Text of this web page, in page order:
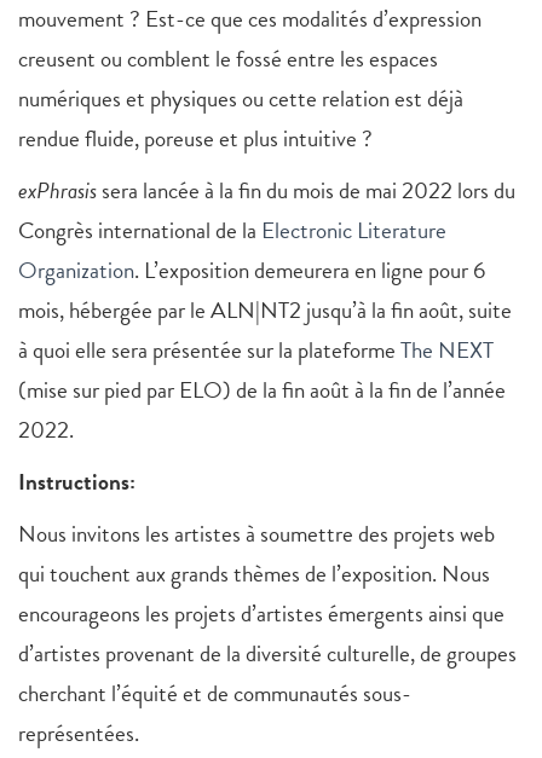
mouvement ? Est-ce que ces modalités d’expression
creusent ou comblent le fossé entre les espaces
numériques et physiques ou cette relation est déjà
rendue fluide, poreuse et plus intuitive ?
exPhrasissera lancée à la fin du mois de mai 2022 lors du
Congrès international de la Electronic Literature
Organization. L’exposition demeurera en ligne pour 6
mois, hébergée par le ALN|NT2 jusqu’à la fin août, suite
à quoi elle sera présentée sur la plateformeThe NEXT
(mise sur pied par ELO) de la fin août à la fin de l’année
2022.
Instructions:
Nous invitons les artistes à soumettre des projets web
qui touchent aux grands thèmes de l’exposition. Nous
encourageons les projets d’artistes émergents ainsi que
d’artistes provenant de la diversité culturelle, de groupes
cherchant l’équité et de communautés sous-
représentées.